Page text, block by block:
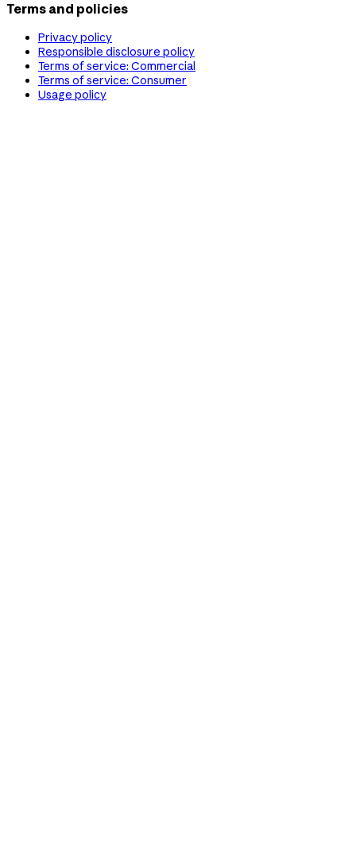
Terms and policies
Privacy policy
Responsible disclosure policy
Terms of service: Commercial
Terms of service: Consumer
Usage policy